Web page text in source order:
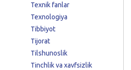
Texnik fanlar
Texnologiya
Tibbiyot
Tijorat
Tilshunoslik
Tinchlik va xavfsizlik